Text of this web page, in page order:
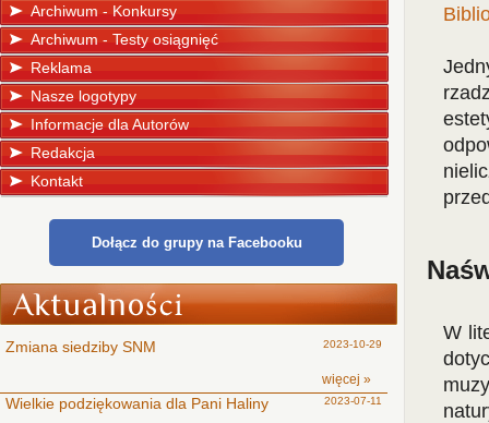
Archiwum - Konkursy
Archiwum - Testy osiągnięć
Reklama
Nasze logotypy
Informacje dla Autorów
Redakcja
Kontakt
Dołącz do grupy na Facebooku
Zmiana siedziby SNM 2023-10-29
więcej »
Wielkie podziękowania dla Pani Haliny 2023-07-11
W